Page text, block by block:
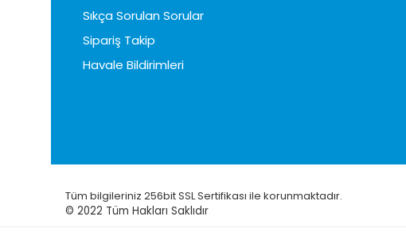
Sıkça Sorulan Sorular
Sipariş Takip
Havale Bildirimleri
Tüm bilgileriniz 256bit SSL Sertifikası ile korunmaktadır.
© 2022 Tüm Hakları Saklıdır